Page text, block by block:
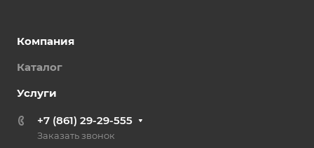
Компания
Каталог
Услуги
+7 (861) 29-29-555
Заказать звонок